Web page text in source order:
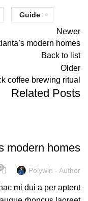
Guide
Newer
modern homes
Back to list
Older
coffee brewing ritual
Related Posts
modern homes
Polywin - Author
0
mi dui a per aptent